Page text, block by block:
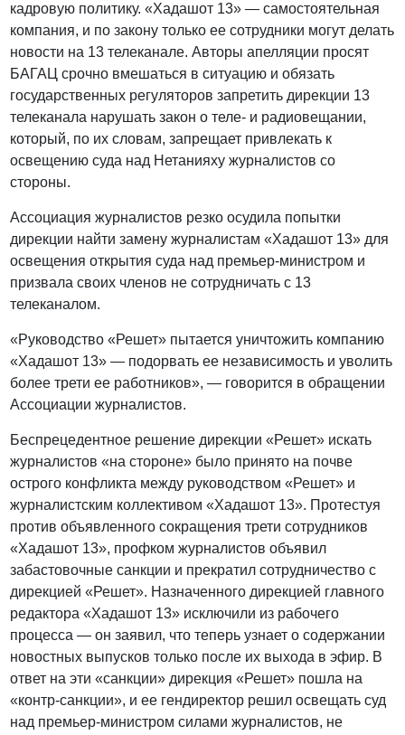
кадровую политику. «Хадашот 13» — самостоятельная
компания, и по закону только ее сотрудники могут делать
новости на 13 телеканале. Авторы апелляции просят
БАГАЦ срочно вмешаться в ситуацию и обязать
государственных регуляторов запретить дирекции 13
телеканала нарушать закон о теле- и радиовещании,
который, по их словам, запрещает привлекать к
освещению суда над Нетанияху журналистов со
стороны.
Ассоциация журналистов резко осудила попытки
дирекции найти замену журналистам «Хадашот 13» для
освещения открытия суда над премьер-министром и
призвала своих членов не сотрудничать с 13
телеканалом.
«Руководство «Решет» пытается уничтожить компанию
«Хадашот 13» — подорвать ее независимость и уволить
более трети ее работников», — говорится в обращении
Ассоциации журналистов.
Беспрецедентное решение дирекции «Решет» искать
журналистов «на стороне» было принято на почве
острого конфликта между руководством «Решет» и
журналистским коллективом «Хадашот 13». Протестуя
против объявленного сокращения трети сотрудников
«Хадашот 13», профком журналистов объявил
забастовочные санкции и прекратил сотрудничество с
дирекцией «Решет». Назначенного дирекцией главного
редактора «Хадашот 13» исключили из рабочего
процесса — он заявил, что теперь узнает о содержании
новостных выпусков только после их выхода в эфир. В
ответ на эти «санкции» дирекция «Решет» пошла на
«контр-санкции», и ее гендиректор решил освещать суд
над премьер-министром силами журналистов, не